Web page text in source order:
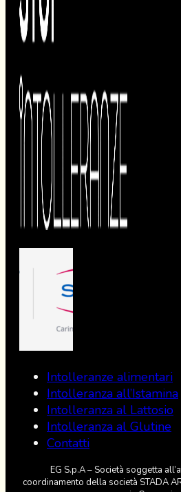
Intolleranze alimentari
Intolleranza all’Istamina
Intolleranza al Lattosio
Intolleranza al Glutine
Contatti
EG S.p.A – Società soggetta
coordinamento della società STADA